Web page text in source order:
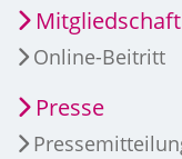
Mitgliedschaft
Online-Beitritt
Presse